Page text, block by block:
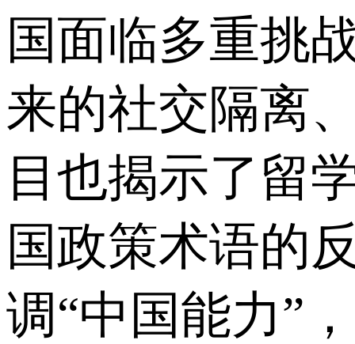
国面临多重挑
来的社交隔离
目也揭示了留
国政策术语的
调“中国能力”